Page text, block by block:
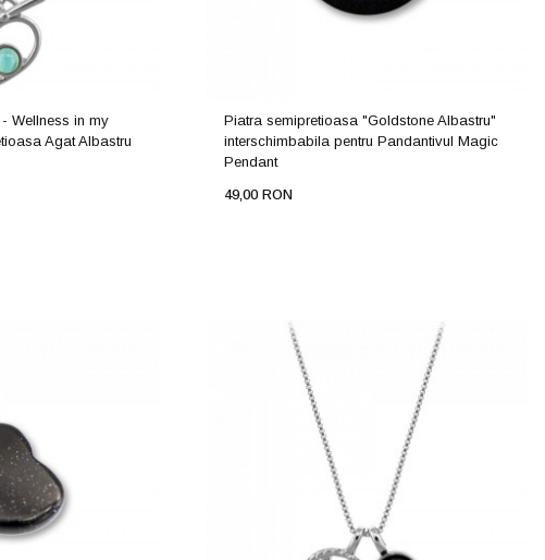
Wellness in my
Agat Albastru
Piatra semipretioasa "Goldstone Albastru"
interschimbabila pentru Pandantivul Magic
Pendant
49,00 RON